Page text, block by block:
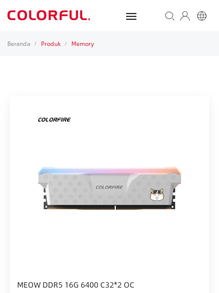
Beranda / Produk / Memory
MEOW DDR5 16G 6400 C32*2 OC